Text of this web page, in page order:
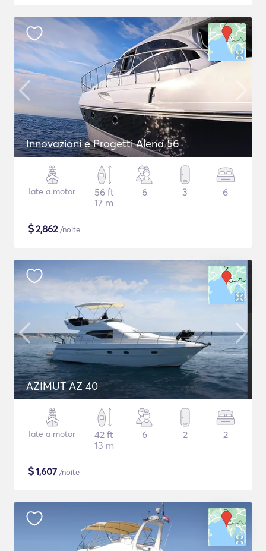
Innovazioni e Progetti Alena 56
Iate a motor
56 ft
17 m
6 3 6
$2,862/noite
AZIMUT AZ 40
Iate a motor
42 ft
13 m
6 2 2
$1,607 /noite